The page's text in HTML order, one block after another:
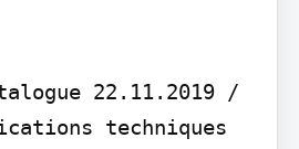
22.11.2019 /
techniques